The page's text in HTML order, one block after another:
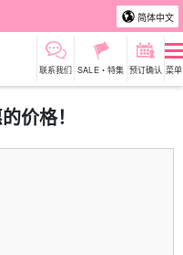
简体中文
联系我们 SALE・特集 预订确认 菜单
价格！